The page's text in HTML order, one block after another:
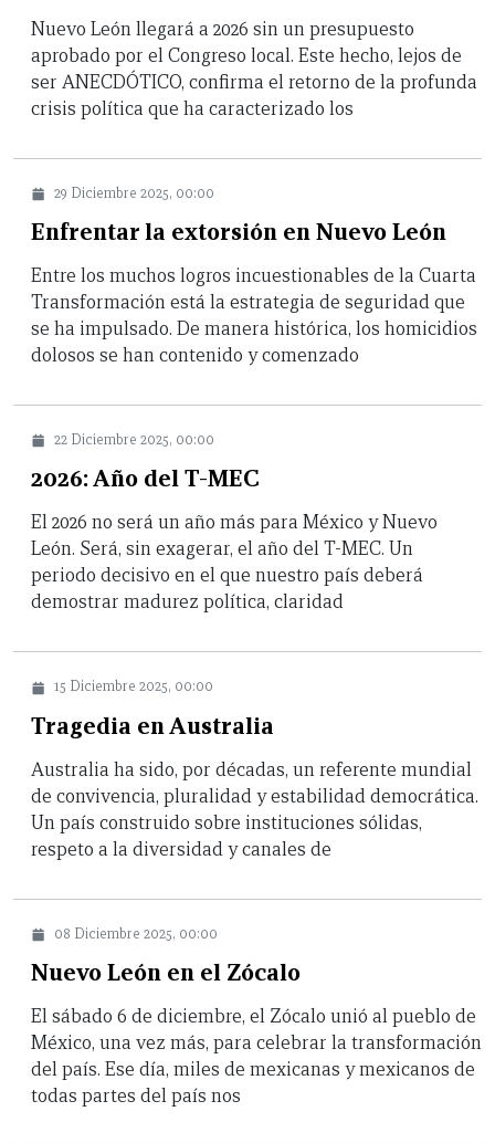
Nuevo León llegará a 2026 sin un presupuesto
aprobado por el Congreso local. Este hecho, lejos de
ser ANECDÓTICO, confirma el retorno de la profunda
crisis política que ha caracterizado los
29 Diciembre 2025, 00:00
Enfrentar la extorsión en Nuevo León
Entre los muchos logros incuestionables de la Cuarta
Transformación está la estrategia de seguridad que
se ha impulsado. De manera histórica, los homicidios
dolosos se han contenido y comenzado
22 Diciembre 2025, 00:00
2026: Año del T-MEC
El 2026 no será un año más para México y Nuevo
León. Será, sin exagerar, el año del T-MEC. Un
periodo decisivo en el que nuestro país deberá
demostrar madurez política, claridad
15 Diciembre 2025, 00:00
Tragedia en Australia
Australia ha sido, por décadas, un referente mundial
de convivencia, pluralidad y estabilidad democrática.
Un país construido sobre instituciones sólidas,
respeto a la diversidad y canales de
08 Diciembre 2025, 00:00
Nuevo León en el Zócalo
El sábado 6 de diciembre, el Zócalo unió al pueblo de
México, una vez más, para celebrar la transformación
del país. Ese día, miles de mexicanas y mexicanos de
todas partes del país nos